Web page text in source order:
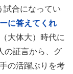
試合になってい
に答えてくれ
大体大）時代に
の証言から、グ
の活躍ぶりを考